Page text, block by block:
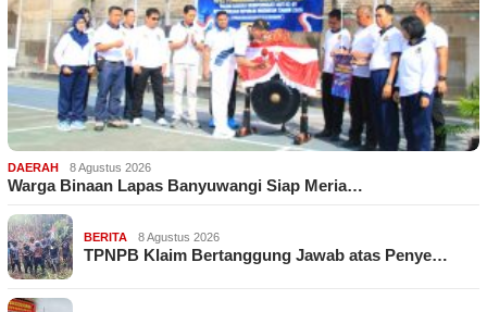
DAERAH 8 Agustus 2026
Warga Binaan Lapas Banyuwangi Siap Meria…
BERITA 8 Agustus 2026
TPNPB Klaim Bertanggung Jawab atas Penye…